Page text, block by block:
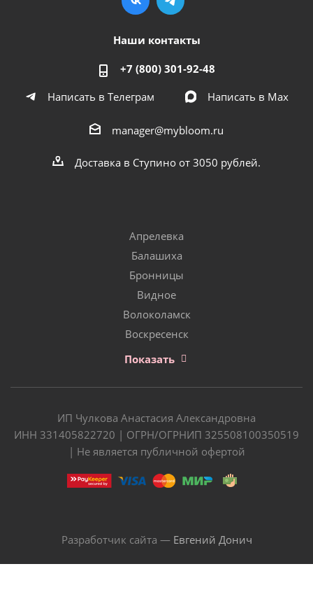
Наши контакты
+7 (800) 301-92-48
Написать в Телеграм
Написать в Мах
manager@mybloom.ru
Доставка в Ступино от 3050 рублей.
Апрелевка
Балашиха
Бронницы
Видное
Волоколамск
Воскресенск
Показать
ИП Чулкова Анастасия Александровна
ИНН 331405822720 | ОГРН/ОГРНИП 325508100350519
| Не является публичной офертой
Разработчик сайта — Евгений Донич